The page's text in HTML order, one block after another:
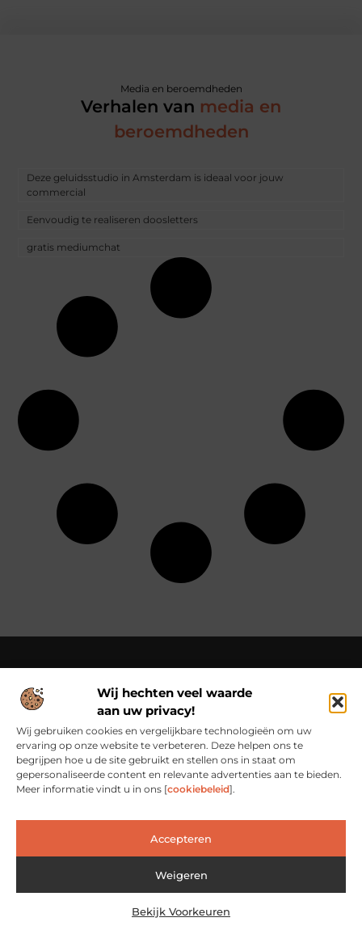
Wij hechten veel waarde
aan uw privacy!
Wij gebruiken cookies en vergelijkbare technologieën om uw
ervaring op onze website te verbeteren. Deze helpen ons te
begrijpen hoe u de site gebruikt en stellen ons in staat om
gepersonaliseerde content en relevante advertenties aan te bieden.
Meer informatie vindt u in ons [cookiebeleid].
Accepteren
Weigeren
Bekijk Voorkeuren
Media en beroemdheden
Verhalen van media en
beroemdheden
Deze geluidsstudio in Amsterdam is ideaal voor jouw
commercial
Eenvoudig te realiseren doosletters
gratis mediumchat
Over Cn-flex
Cn-flex.nl – Altijd in beweging – verhalen voor elke dag.
Ontdek inspirerende blogs en artikelen die het dagelijks leven
in al zijn facetten belichten.
Bericht categorie
@2025 www.cn-flex.nl. All Right Reserved.